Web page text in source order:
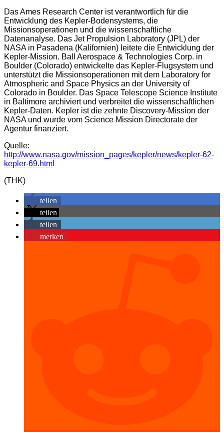
Das Ames Research Center ist verantwortlich für die
Entwicklung des Kepler-Bodensystems, die
Missionsoperationen und die wissenschaftliche
Datenanalyse. Das Jet Propulsion Laboratory (JPL) der
NASA in Pasadena (Kalifornien) leitete die Entwicklung der
Kepler-Mission. Ball Aerospace & Technologies Corp. in
Boulder (Colorado) entwickelte das Kepler-Flugsystem und
unterstützt die Missionsoperationen mit dem Laboratory for
Atmospheric and Space Physics an der University of
Colorado in Boulder. Das Space Telescope Science Institute
in Baltimore archiviert und verbreitet die wissenschaftlichen
Kepler-Daten. Kepler ist die zehnte Discovery-Mission der
NASA und wurde vom Science Mission Directorate der
Agentur finanziert.
Quelle:
http://www.nasa.gov/mission_pages/kepler/news/kepler-62-
kepler-69.html
(THK)
teilen
teilen
teilen
merken